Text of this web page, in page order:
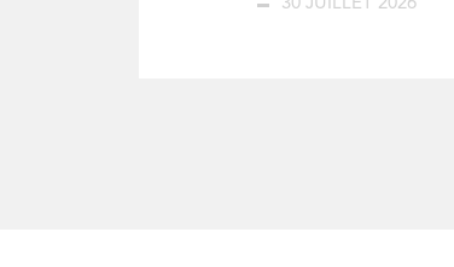
30 JUILLET 2026